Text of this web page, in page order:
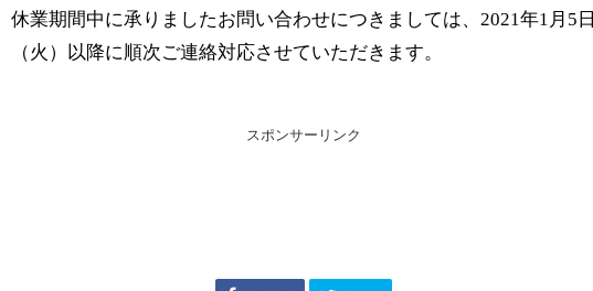
休業期間中に承りましたお問い合わせにつきましては、2021年1月5日
（火）以降に順次ご連絡対応させていただきます。
スポンサーリンク